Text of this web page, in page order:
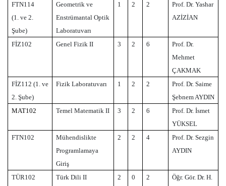
FTN114
(1. ve 2.
Şube)
Geometrik ve
Enstrümantal Optik
Laboratuvarı
1 2 2
Prof. Dr. Yashar
AZİZİAN
FİZ102 Genel Fizik II 3 2 6
Prof. Dr.
Mehmet
ÇAKMAK
FİZ112 (1. ve
2. Şube)
Fizik Laboratuvarı 1 2 2
Prof. Dr. Saime
Şebnem AYDIN
MAT102
Temel Matematik II 3 2 6
Prof. Dr. İsmet
YÜKSEL
FTN102
Mühendislikte
Programlamaya
Giriş
2 2 4
Prof. Dr. Sezgin
AYDIN
TÜR102 Türk Dili II 2 0 2
Öğr. Gör. Dr. H.